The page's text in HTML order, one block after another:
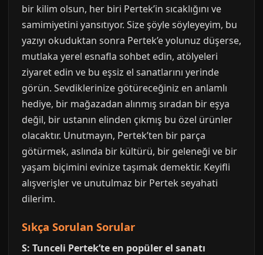
bir kilim olsun, her biri Pertek’in sıcaklığını ve
samimiyetini yansıtıyor. Size şöyle söyleyeyim, bu
yazıyı okuduktan sonra Pertek’e yolunuz düşerse,
mutlaka yerel esnafla sohbet edin, atölyeleri
ziyaret edin ve bu eşsiz el sanatlarını yerinde
görün. Sevdiklerinize götüreceğiniz en anlamlı
hediye, bir mağazadan alınmış sıradan bir eşya
değil, bir ustanın elinden çıkmış bu özel ürünler
olacaktır. Unutmayın, Pertek’ten bir parça
götürmek, aslında bir kültürü, bir geleneği ve bir
yaşam biçimini evinize taşımak demektir. Keyifli
alışverişler ve unutulmaz bir Pertek seyahati
dilerim.
Sıkça Sorulan Sorular
S: Tunceli Pertek’te en popüler el sanatı